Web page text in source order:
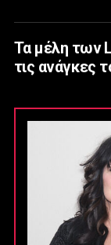
Τα μέλη των
τις ανάγκες